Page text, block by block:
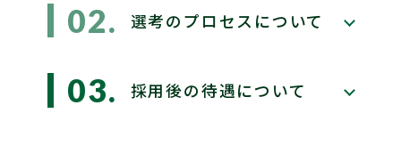
02. 選考のプロセスについて
03. 採用後の待遇について